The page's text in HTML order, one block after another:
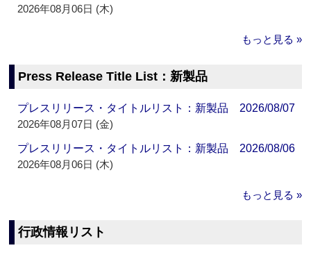
2026年08月06日 (木)
もっと見る »
Press Release Title List：新製品
プレスリリース・タイトルリスト：新製品 2026/08/07
2026年08月07日 (金)
プレスリリース・タイトルリスト：新製品 2026/08/06
2026年08月06日 (木)
もっと見る »
行政情報リスト